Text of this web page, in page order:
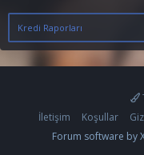
Kredi Raporları
İletişim
Koşullar
Forum software by